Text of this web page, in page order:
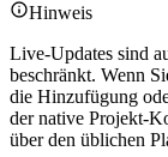
Hinweis
Live-Updates sind
beschränkt. Wenn
die Hinzufügung
der native Projekt-
über den üblichen